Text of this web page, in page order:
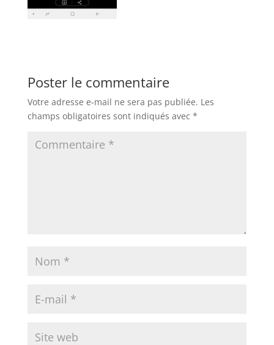
Poster le commentaire
Votre adresse e-mail ne sera pas publiée. Les
champs obligatoires sont indiqués avec *